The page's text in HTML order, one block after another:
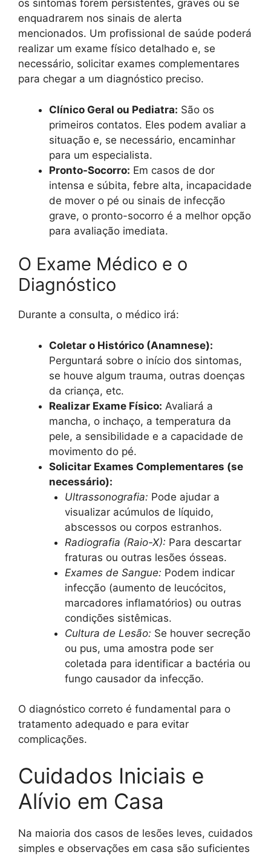
os sintomas forem persistentes, graves ou se
enquadrarem nos sinais de alerta
mencionados. Um profissional de saúde poderá
realizar um exame físico detalhado e, se
necessário, solicitar exames complementares
para chegar a um diagnóstico preciso.
Clínico Geral ou Pediatra: São os
primeiros contatos. Eles podem avaliar a
situação e, se necessário, encaminhar
para um especialista.
Pronto-Socorro: Em casos de dor
intensa e súbita, febre alta, incapacidade
de mover o pé ou sinais de infecção
grave, o pronto-socorro é a melhor opção
para avaliação imediata.
O Exame Médico e o
Diagnóstico
Durante a consulta, o médico irá:
Coletar o Histórico (Anamnese):
Perguntará sobre o início dos sintomas,
se houve algum trauma, outras doenças
da criança, etc.
Realizar Exame Físico: Avaliará a
mancha, o inchaço, a temperatura da
pele, a sensibilidade e a capacidade de
movimento do pé.
Solicitar Exames Complementares (se
necessário):
Ultrassonografia: Pode ajudar a
visualizar acúmulos de líquido,
abscessos ou corpos estranhos.
Radiografia (Raio-X): Para descartar
fraturas ou outras lesões ósseas.
Exames de Sangue: Podem indicar
infecção (aumento de leucócitos,
marcadores inflamatórios) ou outras
condições sistêmicas.
Cultura de Lesão: Se houver secreção
ou pus, uma amostra pode ser
coletada para identificar a bactéria ou
fungo causador da infecção.
O diagnóstico correto é fundamental para o
tratamento adequado e para evitar
complicações.
Cuidados Iniciais e
Alívio em Casa
Na maioria dos casos de lesões leves, cuidados
simples e observações em casa são suficientes